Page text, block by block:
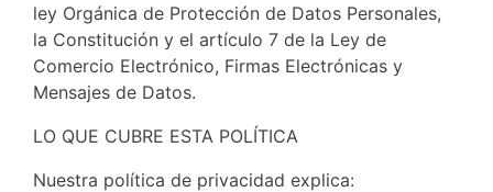
ley Orgánica de Protección de Datos Personales,
la Constitución y el artículo 7 de la Ley de
Comercio Electrónico, Firmas Electrónicas y
Mensajes de Datos.
LO QUE CUBRE ESTA POLÍTICA
Nuestra política de privacidad explica: